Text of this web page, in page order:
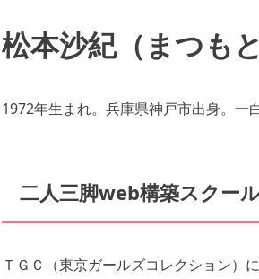
松本沙紀（まつも
1972年生まれ。兵庫県神戸市出身。一
二人三脚web構築スクー
ＴＧＣ（東京ガールズコレクション）